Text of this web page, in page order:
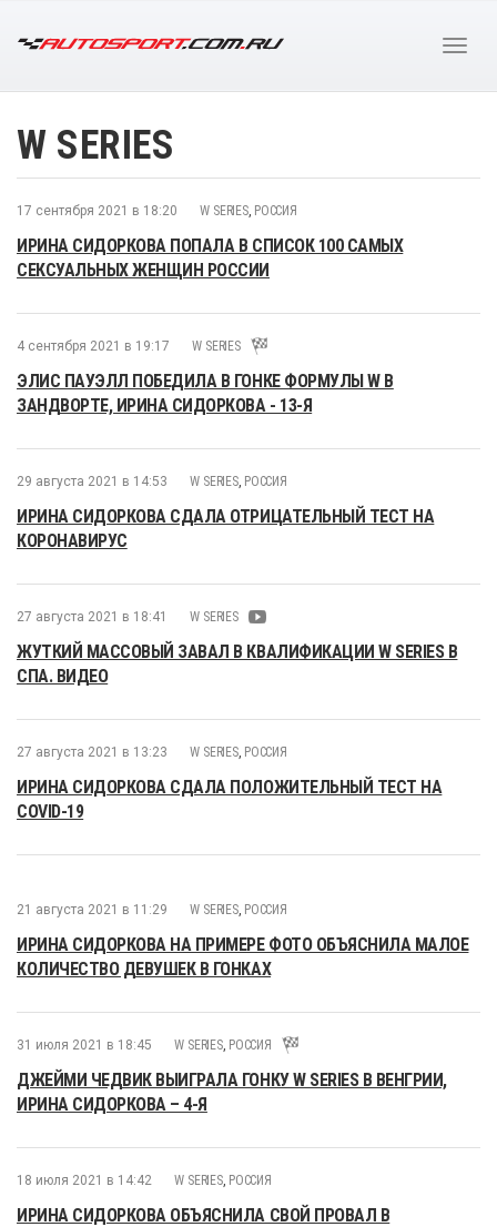
W SERIES
17 сентября 2021 в 18:20 W SERIES, РОССИЯ
ИРИНА СИДОРКОВА ПОПАЛА В СПИСОК 100 САМЫХ
СЕКСУАЛЬНЫХ ЖЕНЩИН РОССИИ
4 сентября 2021 в 19:17 W SERIES
ЭЛИС ПАУЭЛЛ ПОБЕДИЛА В ГОНКЕ ФОРМУЛЫ W В
ЗАНДВОРТЕ, ИРИНА СИДОРКОВА - 13-Я
29 августа 2021 в 14:53 W SERIES, РОССИЯ
ИРИНА СИДОРКОВА СДАЛА ОТРИЦАТЕЛЬНЫЙ ТЕСТ НА
КОРОНАВИРУС
27 августа 2021 в 18:41 W SERIES
ЖУТКИЙ МАССОВЫЙ ЗАВАЛ В КВАЛИФИКАЦИИ W SERIES В
СПА. ВИДЕО
27 августа 2021 в 13:23 W SERIES, РОССИЯ
ИРИНА СИДОРКОВА СДАЛА ПОЛОЖИТЕЛЬНЫЙ ТЕСТ НА
COVID-19
21 августа 2021 в 11:29 W SERIES, РОССИЯ
ИРИНА СИДОРКОВА НА ПРИМЕРЕ ФОТО ОБЪЯСНИЛА МАЛОЕ
КОЛИЧЕСТВО ДЕВУШЕК В ГОНКАХ
31 июля 2021 в 18:45 W SERIES, РОССИЯ
ДЖЕЙМИ ЧЕДВИК ВЫИГРАЛА ГОНКУ W SERIES В ВЕНГРИИ,
ИРИНА СИДОРКОВА – 4-Я
18 июля 2021 в 14:42 W SERIES, РОССИЯ
ИРИНА СИДОРКОВА ОБЪЯСНИЛА СВОЙ ПРОВАЛ В